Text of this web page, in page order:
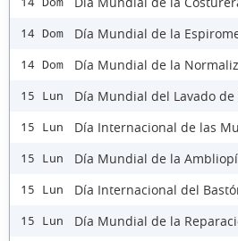
14 Dom Día Mundial de la
14 Dom Día Mundial de la
15 Lun Día Mundial del Lavado de
15 Lun Día Internacional de las
15 Lun Día Mundial de la
15 Lun Día Internacional del
15 Lun Día Mundial de la